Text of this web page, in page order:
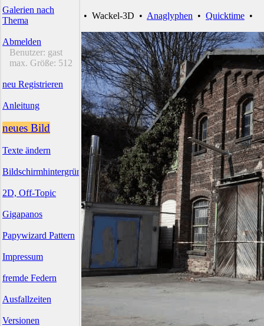
Galerien nach
Thema
Abmelden
Benutzer: gast
max. Größe: 512
neu Registrieren
Anleitung
neues Bild
Texte ändern
Bildschirmhintergründe
2D, Off-Topic
Gigapanos
Papywizard Pattern
Impressum
fremde Federn
Ausfallzeiten
Versionen
• Wackel-3D • Anaglyphen • Quicktime •